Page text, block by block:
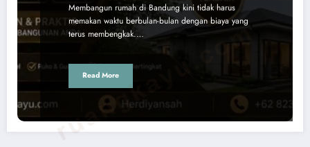
Membangun rumah di Bandung kini tidak harus
memakan waktu berbulan-bulan dengan biaya yang
terus membengkak.…
Read More
ruangkayu.com